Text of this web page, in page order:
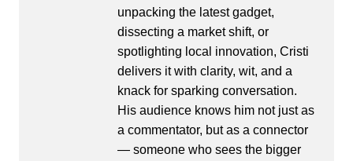
unpacking the latest gadget,
dissecting a market shift, or
spotlighting local innovation, Cristi
delivers it with clarity, wit, and a
knack for sparking conversation.
His audience knows him not just as
a commentator, but as a connector
— someone who sees the bigger